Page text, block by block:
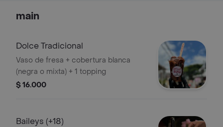
main
Dolce Tradicional
Vaso de fresa + cobertura blanca
(negra o mixta) + 1 topping
$ 16.000
Baileys (+18)